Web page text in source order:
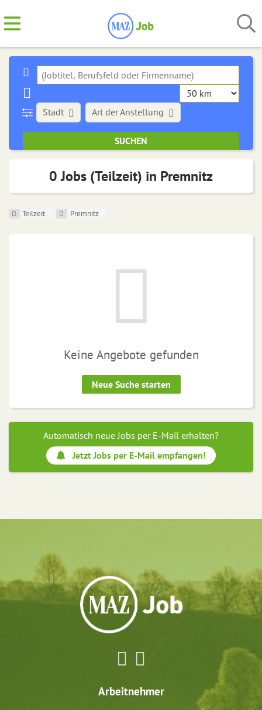
Stadt Art der Anstellung
0 Jobs (Teilzeit) in Premnitz
Teilzeit Premnitz
Keine Angebote gefunden
Neue Suche starten
Automatisch neue Jobs per E-Mail erhalten?
Jetzt Jobs per E-Mail empfangen!
Arbeitnehmer